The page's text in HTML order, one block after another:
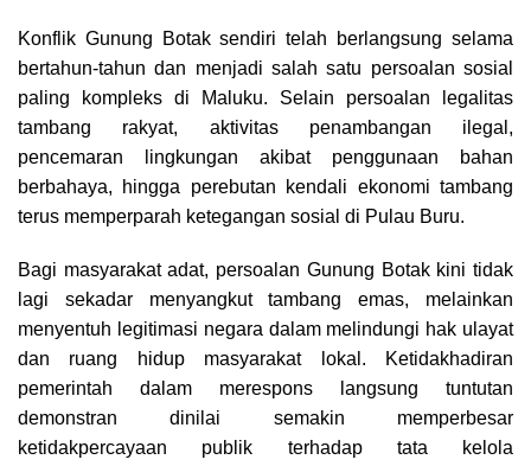
Konflik Gunung Botak sendiri telah berlangsung selama
bertahun-tahun dan menjadi salah satu persoalan sosial
paling kompleks di Maluku. Selain persoalan legalitas
tambang rakyat, aktivitas penambangan ilegal,
pencemaran lingkungan akibat penggunaan bahan
berbahaya, hingga perebutan kendali ekonomi tambang
terus memperparah ketegangan sosial di Pulau Buru.
Bagi masyarakat adat, persoalan Gunung Botak kini tidak
lagi sekadar menyangkut tambang emas, melainkan
menyentuh legitimasi negara dalam melindungi hak ulayat
dan ruang hidup masyarakat lokal. Ketidakhadiran
pemerintah dalam merespons langsung tuntutan
demonstran dinilai semakin memperbesar
ketidakpercayaan publik terhadap tata kelola